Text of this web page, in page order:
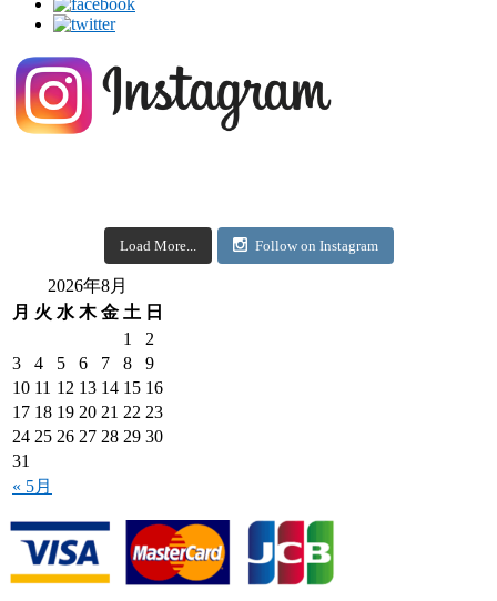
Load More... Follow on Instagram
2026年8月
月 火 水 木 金 土 日
« 5月
1
2
3
4 5 6 7 8
9
10 11 12 13 14 15 16
17 18 19 20 21 22 23
24 25 26 27 28 29 30
31